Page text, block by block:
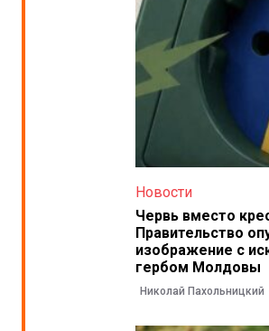
Новости
Червь вместо
Правительство
изображение с
гербом Молдовы
Николай Пахольницкий